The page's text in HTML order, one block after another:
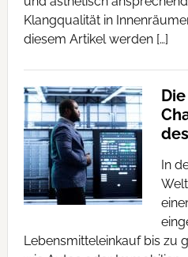
Klangqualität in
diesem Artikel werden […]
In
Lebensmitteleinkauf bis zu